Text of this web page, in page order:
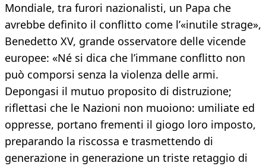
Mondiale, tra furori nazionalisti, un Papa che
avrebbe definito il conflitto come l’«inutile strage»,
Benedetto XV, grande osservatore delle vicende
europee: «Né si dica che l’immane conflitto non
può comporsi senza la violenza delle armi.
Depongasi il mutuo proposito di distruzione;
riflettasi che le Nazioni non muoiono: umiliate ed
oppresse, portano frementi il giogo loro imposto,
preparando la riscossa e trasmettendo di
generazione in generazione un triste retaggio di